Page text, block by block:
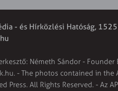
- és Hírközlési Hatóság,
Németh Sándor -
. - The photos contained in
Press. All Rights Reserved. - Az